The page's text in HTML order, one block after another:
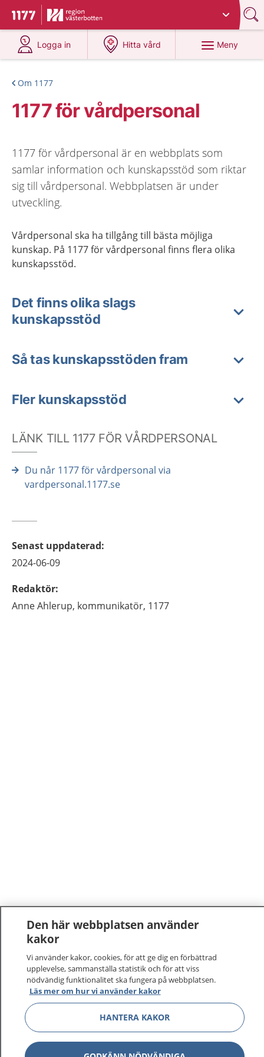
Till startsidan för 1177
Du har valt region
Logga in
på 1177.se
Hitta vård
på 1177.se
Meny
Om 1177
1177 för vårdpersonal
1177 för vårdpersonal är en webbplats som
samlar information och kunskapsstöd som riktar
sig till vårdpersonal. Webbplatsen är under
utveckling.
Vårdpersonal ska ha tillgång till bästa möjliga
kunskap. På 1177 för vårdpersonal finns flera olika
kunskapsstöd.
Det finns olika slags
kunskapsstöd
Så tas kunskapsstöden fram
Fler kunskapsstöd
LÄNK TILL 1177 FÖR VÅRDPERSONAL
Du når 1177 för vårdpersonal via
vardpersonal.1177.se
Senast uppdaterad:
2024-06-09
Redaktör:
AnneAhlerup, kommunikatör, 1177
1177–tryggt om din hälsa och vård
På 1177.se får du råd om hälsa och information om
sjukdomar och vilka mottagningar du kan kontakta.
Den här webbplatsen använder
kakor
Vi använder kakor, cookies, för att ge dig en förbättrad
upplevelse, sammanställa statistik och för att viss
nödvändig funktionalitet ska fungera på webbplatsen.
Läs mer om hur vi använder kakor
HANTERA KAKOR